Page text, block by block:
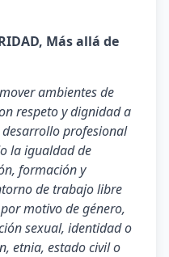
Más allá de
ambientes de
respeto y dignidad a
profesional
la igualdad de
formación y
de trabajo libre
motivo de género,
sexual, identidad o
etnia, estado civil o